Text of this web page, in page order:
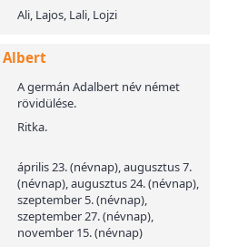
Ali, Lajos, Lali, Lojzi
Albert
A germán Adalbert név német
rövidülése.
Ritka.
április 23. (névnap), augusztus 7.
(névnap), augusztus 24. (névnap),
szeptember 5. (névnap),
szeptember 27. (névnap),
november 15. (névnap)